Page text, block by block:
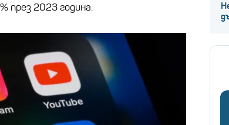
през 2023 година.